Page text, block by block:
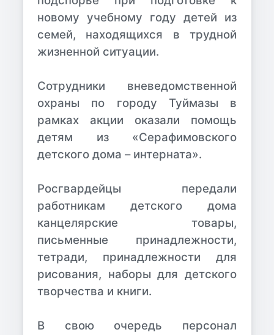
новому учебному году детей из
семей, находящихся в трудной
жизненной ситуации.
Сотрудники вневедомственной
охраны по городу Туймазы в
рамках акции оказали помощь
детям из «Серафимовского
детского дома – интерната».
Росгвардейцы передали
работникам детского дома
канцелярские товары,
письменные принадлежности,
тетради, принадлежности для
рисования, наборы для детского
творчества и книги.
В свою очередь персонал